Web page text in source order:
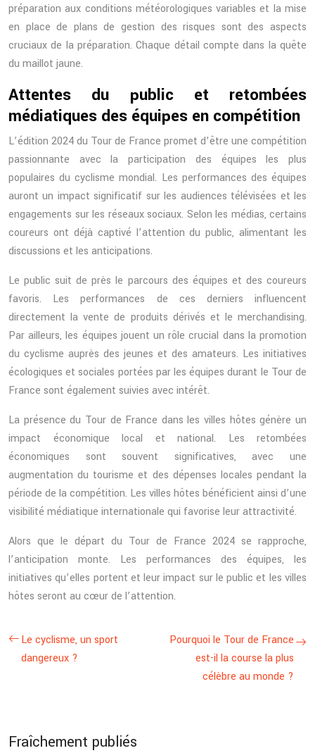
préparation aux conditions météorologiques variables et la mise
en place de plans de gestion des risques sont des aspects
cruciaux de la préparation. Chaque détail compte dans la quête
du maillot jaune.
Attentes du public et retombées
médiatiques des équipes en compétition
L’édition 2024 du Tour de France promet d’être une compétition
passionnante avec la participation des équipes les plus
populaires du cyclisme mondial. Les performances des équipes
auront un impact significatif sur les audiences télévisées et les
engagements sur les réseaux sociaux. Selon les médias, certains
coureurs ont déjà captivé l’attention du public, alimentant les
discussions et les anticipations.
Le public suit de près le parcours des équipes et des coureurs
favoris. Les performances de ces derniers influencent
directement la vente de produits dérivés et le merchandising.
Par ailleurs, les équipes jouent un rôle crucial dans la promotion
du cyclisme auprès des jeunes et des amateurs. Les initiatives
écologiques et sociales portées par les équipes durant le Tour de
France sont également suivies avec intérêt.
La présence du Tour de France dans les villes hôtes génère un
impact économique local et national. Les retombées
économiques sont souvent significatives, avec une
augmentation du tourisme et des dépenses locales pendant la
période de la compétition. Les villes hôtes bénéficient ainsi d’une
visibilité médiatique internationale qui favorise leur attractivité.
Alors que le départ du Tour de France 2024 se rapproche,
l’anticipation monte. Les performances des équipes, les
initiatives qu’elles portent et leur impact sur le public et les villes
hôtes seront au cœur de l’attention.
Le cyclisme, un sport
dangereux ?
Pourquoi le Tour de France
est-il la course la plus
célèbre au monde ?
Fraîchement publiés